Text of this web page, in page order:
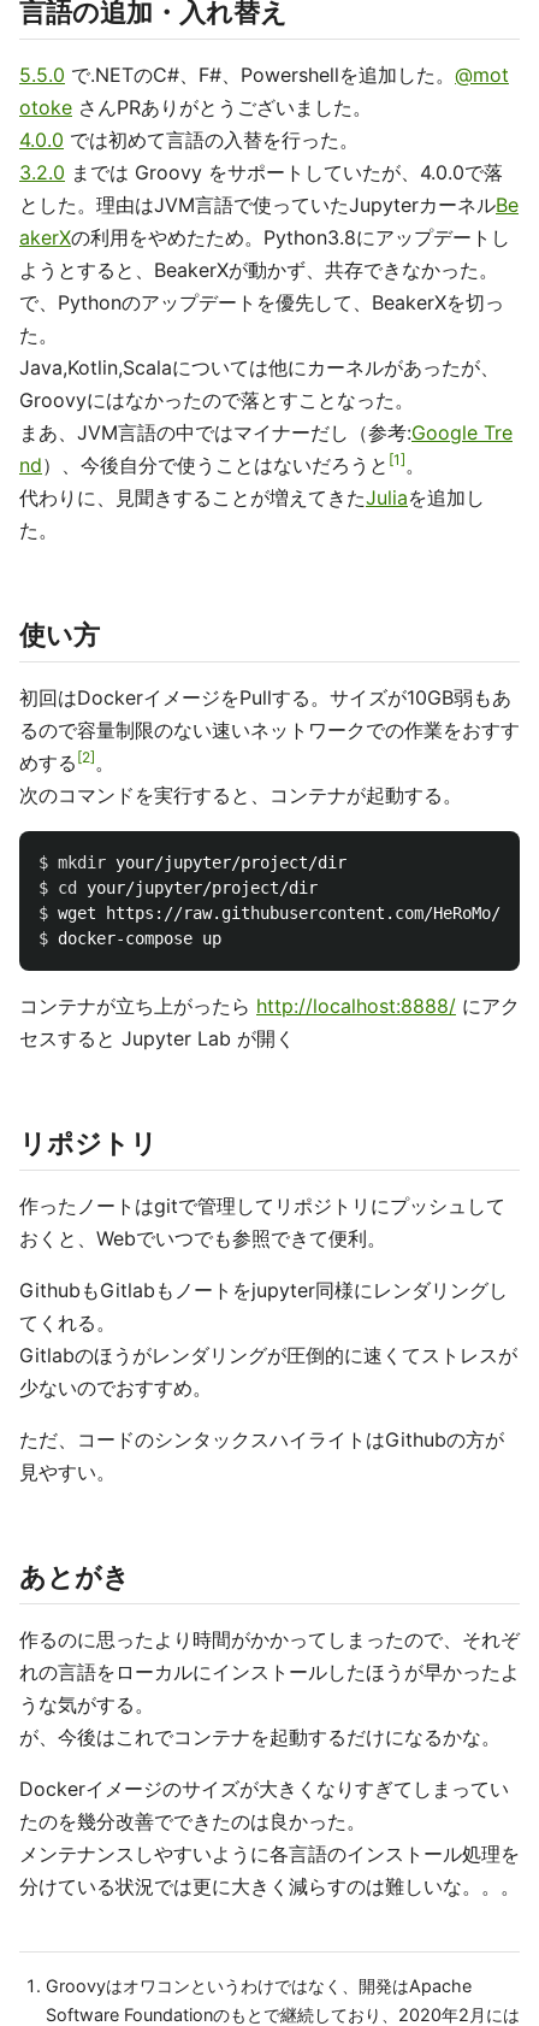
言語の追加・入れ替え
5.5.0 で.NETのC#、F#、Powershellを追加した。 @mot
otoke さんPRありがとうございました。
4.0.0 では初めて言語の入替を行った。
3.2.0 までは Groovy をサポートしていたが、4.0.0で落
とした。理由はJVM言語で使っていたJupyterカーネルBe
akerXの利用をやめたため。Python3.8にアップデートし
ようとすると、BeakerXが動かず、共存できなかった。
で、Pythonのアップデートを優先して、BeakerXを切っ
た。
Java,Kotlin,Scalaについては他にカーネルがあったが、
Groovyにはなかったので落とすことなった。
まあ、JVM言語の中ではマイナーだし（参考:Google Tre
nd）、今後自分で使うことはないだろうと 1 。
代わりに、見聞きすることが増えてきたJuliaを追加し
た。
使い方
初回はDockerイメージをPullする。サイズが10GB弱もあ
るので容量制限のない速いネットワークでの作業をおすす
めする 2 。
次のコマンドを実行すると、コンテナが起動する。
$ mkdir
$ cd
$
$
コンテナが立ち上がったら http://localhost:8888/ にアク
セスすると Jupyter Lab が開く
リポジトリ
作ったノートはgitで管理してリポジトリにプッシュして
おくと、Webでいつでも参照できて便利。
GithubもGitlabもノートをjupyter同様にレンダリングし
てくれる。
Gitlabのほうがレンダリングが圧倒的に速くてストレスが
少ないのでおすすめ。
ただ、コードのシンタックスハイライトはGithubの方が
見やすい。
あとがき
作るのに思ったより時間がかかってしまったので、それぞ
れの言語をローカルにインストールしたほうが早かったよ
うな気がする。
が、今後はこれでコンテナを起動するだけになるかな。
Dockerイメージのサイズが大きくなりすぎてしまってい
たのを幾分改善でできたのは良かった。
メンテナンスしやすいように各言語のインストール処理を
分けている状況では更に大きく減らすのは難しいな。。。
Groovyはオワコンというわけではなく、開発はApache
Software Foundationのもとで継続しており、2020年2月には